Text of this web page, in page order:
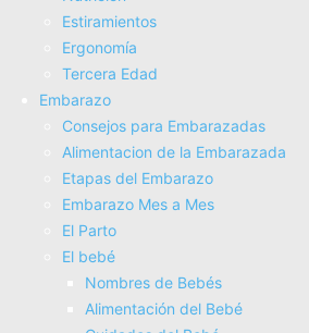
Estiramientos
Ergonomí­a
Tercera Edad
Embarazo
Consejos para Embarazadas
Alimentacion de la Embarazada
Etapas del Embarazo
Embarazo Mes a Mes
El Parto
El bebé
Nombres de Bebés
Alimentación del Bebé
Tienda Bebes
Fisioterapia
Electroterapia
Tratamientos
Masajes
SUPERALIMENTOS
Salud
Consejos sobre salud
Actividad Fí­sica
Nutrición
Estiramientos
Ergonomí­a